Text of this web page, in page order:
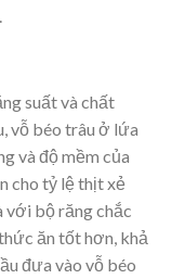
suất và chất
vỗ béo trâu ở lứa
và độ mềm của
cho tỷ lệ thịt xẻ
với bộ răng chắc
ăn tốt hơn, khả
đưa vào vỗ béo